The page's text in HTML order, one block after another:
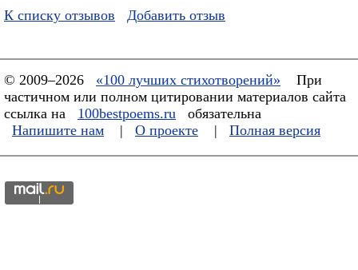
К списку отзывов Добавить отзыв
© 2009–2026 «100 лучших стихотворений»
При
частичном или полном цитировании материалов сайта
ссылка на
100bestpoems.ru
обязательна
Напишите нам
| О проекте | Полная версия